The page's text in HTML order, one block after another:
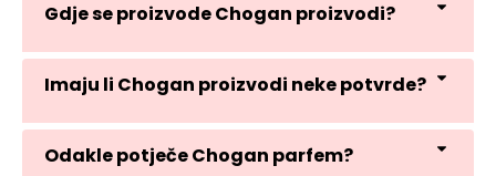
Gdje se proizvode Chogan proizvodi?
Imaju li Chogan proizvodi neke potvrde?
Odakle potječe Chogan parfem?